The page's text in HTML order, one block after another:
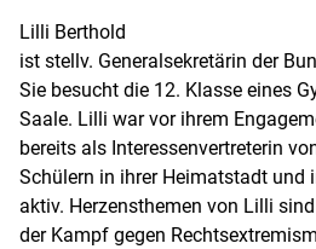
Lilli Berthold
ist stellv. Generalsekretärin der
Sie besucht die 12. Klasse eines
Saale. Lilli war vor ihrem
bereits als Interessenvertreterin
Schülern in ihrer Heimatstadt und
aktiv. Herzensthemen von Lilli
der Kampf gegen